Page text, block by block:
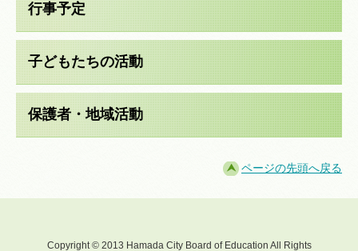
行事予定
子どもたちの活動
保護者・地域活動
ページの先頭へ戻る
Copyright © 2013 Hamada City Board of Education All Rights